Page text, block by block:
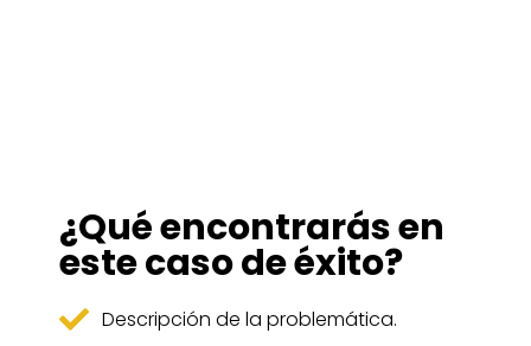
¿Qué encontrarás en
este caso de éxito?
Descripción de la problemática.